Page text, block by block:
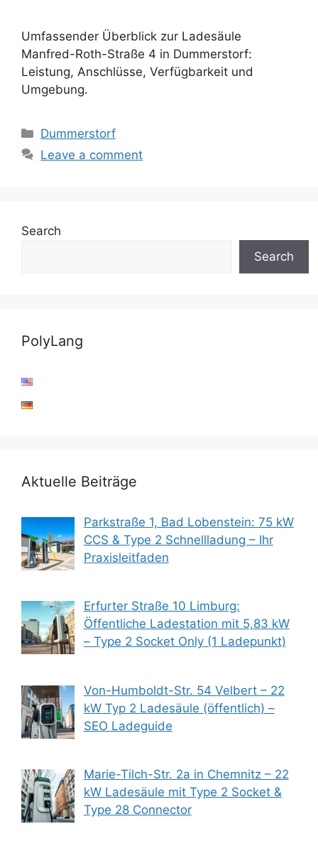
Umfassender Überblick zur Ladesäule
Manfred-Roth-Straße 4 in Dummerstorf:
Leistung, Anschlüsse, Verfügbarkeit und
Umgebung.
Categories
Dummerstorf
Leave a comment
Search
Search
PolyLang
Aktuelle Beiträge
Parkstraße 1, Bad Lobenstein: 75 kW
CCS & Type 2 Schnellladung – Ihr
Praxisleitfaden
Erfurter Straße 10 Limburg:
Öffentliche Ladestation mit 5,83 kW
– Type 2 Socket Only (1 Ladepunkt)
Von-Humboldt-Str. 54 Velbert – 22
kW Typ 2 Ladesäule (öffentlich) –
SEO Ladeguide
Marie-Tilch-Str. 2a in Chemnitz – 22
kW Ladesäule mit Type 2 Socket &
Type 28 Connector